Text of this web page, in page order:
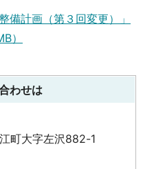
備計画（第３回変更）」
）
わせは
町大字左沢882-1